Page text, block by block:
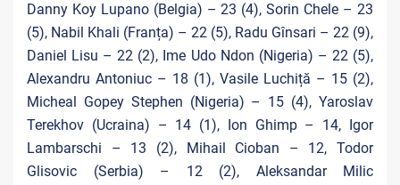
Danny Koy Lupano (Belgia) – 23 (4), Sorin Chele – 23
(5), Nabil Khali (Franța) – 22 (5), Radu Gînsari – 22 (9),
Daniel Lisu – 22 (2), Ime Udo Ndon (Nigeria) – 22 (5),
Alexandru Antoniuc – 18 (1), Vasile Luchiță – 15 (2),
Micheal Gopey Stephen (Nigeria) – 15 (4), Yaroslav
Terekhov (Ucraina) – 14 (1), Ion Ghimp – 14, Igor
Lambarschi – 13 (2), Mihail Cioban – 12, Todor
Glisovic (Serbia) – 12 (2), Aleksandar Milic